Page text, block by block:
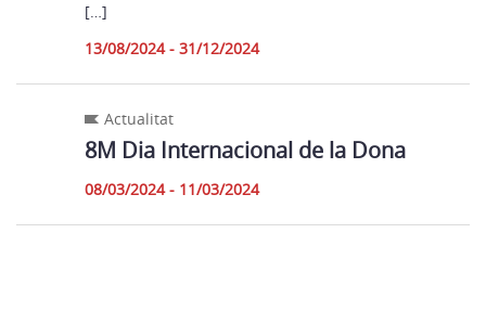
[…]
13/08/2024 - 31/12/2024
Actualitat
8M Dia Internacional de la Dona
08/03/2024 - 11/03/2024